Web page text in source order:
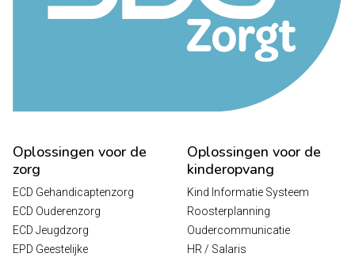
Oplossingen voor de
zorg
ECD Gehandicaptenzorg
ECD Ouderenzorg
ECD Jeugdzorg
EPD Geestelijke
Oplossingen voor de
kinderopvang
Kind Informatie Systeem
Roosterplanning
Oudercommunicatie
HR / Salaris